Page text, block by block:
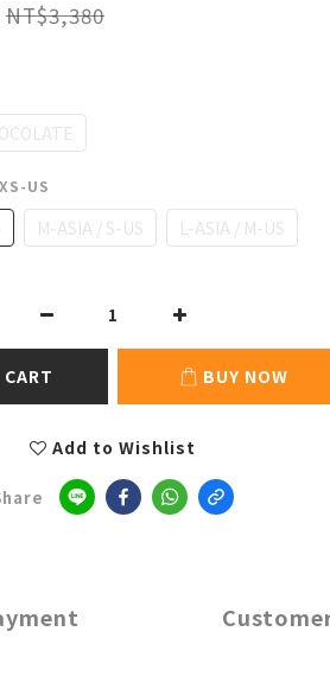
NT$3,380
US
M-ASIA / S-US L-ASIA / M-US
BUY NOW
Add to Wishlist